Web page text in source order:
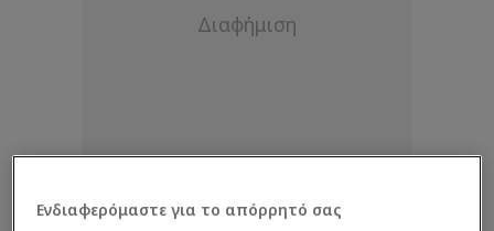
Ενδιαφερόμαστε για το απόρρητό σας